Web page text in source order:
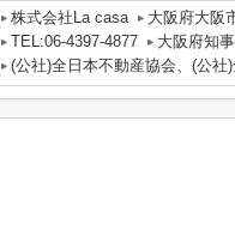
株式会社La casa
大阪府大阪
TEL:06-4397-4877
大阪府知
(公社)全日本不動産協会、(公